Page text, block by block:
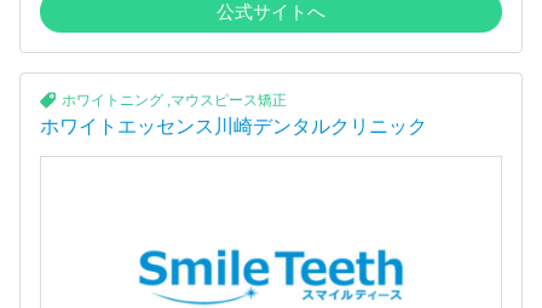
公式サイトへ
ホワイトニング ,マウスピース矯正
ホワイトエッセンス川崎デンタルクリニック